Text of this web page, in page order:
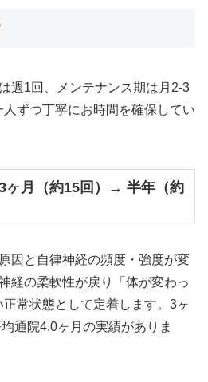
週1回、メンテナンス期は月2-3
ずつ丁寧にお時間を確保してい
ヶ月（約15回）→ 半年（約
因と自律神経の頻度・強度が変
経の柔軟性が戻り「体が変わっ
常状態として定着します。3ヶ
通院4.0ヶ月の実績がありま